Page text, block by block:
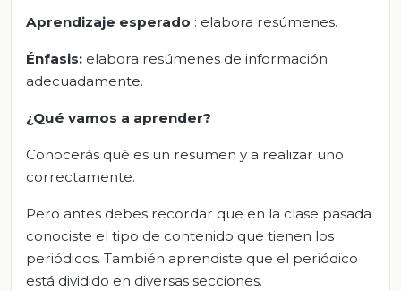
Aprendizaje esperado : elabora resúmenes.
Énfasis: elabora resúmenes de información
adecuadamente.
¿Qué vamos a aprender?
Conocerás qué es un resumen y a realizar uno
correctamente.
Pero antes debes recordar que en la clase pasada
conociste el tipo de contenido que tienen los
periódicos. También aprendiste que el periódico
está dividido en diversas secciones.